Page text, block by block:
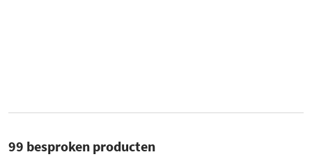
99 besproken producten